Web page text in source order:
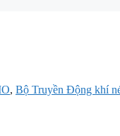
, Bộ Truyền Động khí